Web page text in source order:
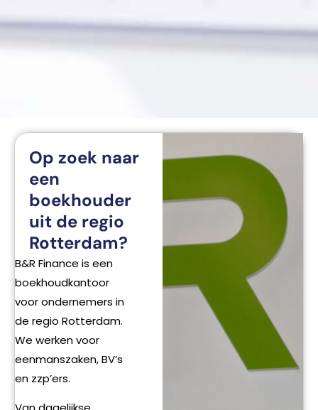
Op zoek naar
een
boekhouder
uit de regio
Rotterdam?
B&R Finance is een
boekhoudkantoor
voor ondernemers in
de regio Rotterdam.
We werken voor
eenmanszaken, BV’s
en zzp’ers.